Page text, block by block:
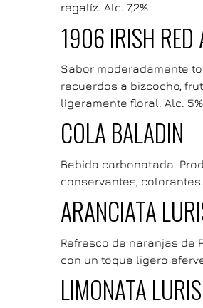
regalíz. Alc. 7,2%
1906 IRISH RED
Sabor moderadamente
recuerdos a bizcocho,
ligeramente floral. Alc.
COLA BALADIN
Bebida carbonatada.
conservantes, colorantes.
ARANCIATA
Refresco de naranjas de
con un toque ligero
LIMONATA